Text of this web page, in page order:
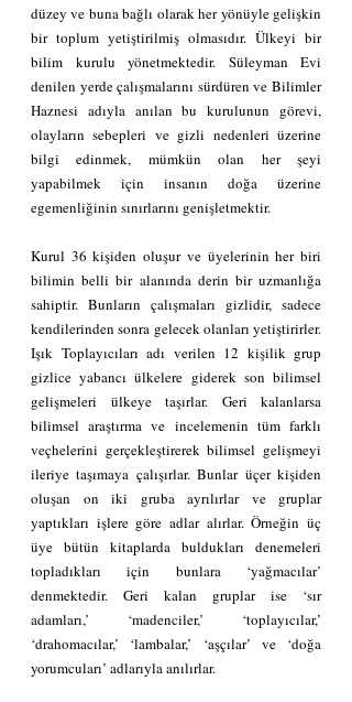
düzey ve buna bağlı olarak her yönüyle gelişkin
bir toplum yetiştirilmiş olmasıdır. Ülkeyi bir
bilim kurulu yönetmektedir. Süleyman Evi
denilen yerde çalışmalarını sürdüren ve Bilimler
Haznesi adıyla anılan bu kurulunun görevi,
olayların sebepleri ve gizli nedenleri üzerine
bilgi edinmek, mümkün olan her şeyi
yapabilmek için insanın doğa üzerine
egemenliğinin sınırlarını genişletmektir.
Kurul 36 kişiden oluşur ve üyelerinin her biri
bilimin belli bir alanında derin bir uzmanlığa
sahiptir. Bunların çalışmaları gizlidir, sadece
kendilerinden sonra gelecek olanları yetiştirirler.
Işık Toplayıcıları adı verilen 12 kişilik grup
gizlice yabancı ülkelere giderek son bilimsel
gelişmeleri ülkeye taşırlar. Geri kalanlarsa
bilimsel araştırma ve incelemenin tüm farklı
veçhelerini gerçekleştirerek bilimsel gelişmeyi
ileriye taşımaya çalışırlar. Bunlar üçer kişiden
oluşan on iki gruba ayrılırlar ve gruplar
yaptıkları işlere göre adlar alırlar. Örneğin üç
üye bütün kitaplarda buldukları denemeleri
topladıkları için bunlara ‘yağmacılar’
denmektedir. Geri kalan gruplar ise ‘sır
adamları,’ ‘madenciler,’ ‘toplayıcılar,’
‘drahomacılar,’ ‘lambalar,’ ‘aşçılar’ ve ‘doğa
yorumcuları’ adlarıyla anılırlar.